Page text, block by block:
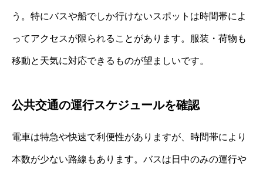
う。特にバスや船でしか行けないスポットは時間帯によ
ってアクセスが限られることがあります。服装・荷物も
移動と天気に対応できるものが望ましいです。
公共交通の運行スケジュールを確認
電車は特急や快速で利便性がありますが、時間帯により
本数が少ない路線もあります。バスは日中のみの運行や